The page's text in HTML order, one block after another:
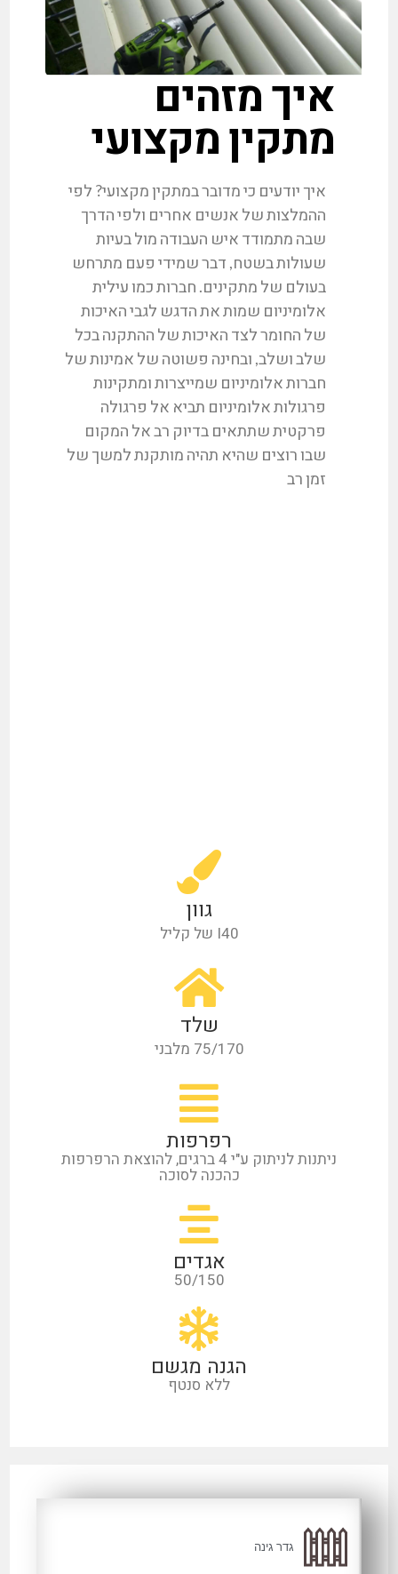
איך מזהים
מתקין מקצועי
איך יודעים כי מדובר במתקין מקצועי? לפי
ההמלצות של אנשים אחרים ולפי הדרך
שבה מתמודד איש העבודה מול בעיות
שעולות בשטח, דבר שמידי פעם מתרחש
בעולם של מתקינים. חברות כמו עילית
אלומיניום שמות את הדגש לגבי האיכות
של החומר לצד האיכות של ההתקנה בכל
שלב ושלב, ובחינה פשוטה של אמינות של
חברות אלומיניום שמייצרות ומתקינות
פרגולות אלומיניום תביא אל פרגולה
פרקטית שתתאים בדיוק רב אל המקום
שבו רוצים שהיא תהיה מותקנת למשך של
זמן רב
גוון
I40 של קליל
שלד
75/170 מלבני
רפרפות
ניתנות לניתוק ע"י 4 ברגים, להוצאת הרפרפות
כהכנה לסוכה
אגדים
50/150
הגנה מגשם
ללא סנטף
גדר גינה